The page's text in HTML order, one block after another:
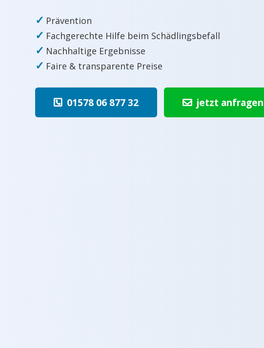
✓ Prävention
✓ Fachgerechte Hilfe beim Schädlingsbefall
✓ Nachhaltige Ergebnisse
✓ Faire & transparente Preise
01578 06 877 32 jetzt anfragen